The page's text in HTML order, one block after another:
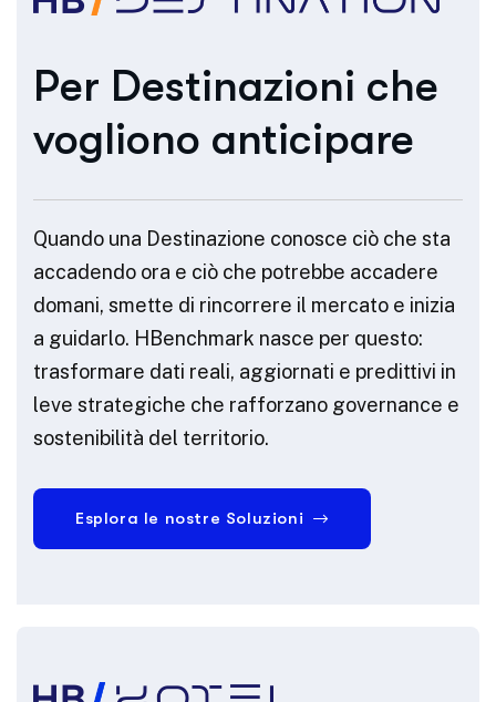
Per Destinazioni che
vogliono anticipare
Quando una Destinazione conosce ciò che sta
accadendo ora e ciò che potrebbe accadere
domani, smette di rincorrere il mercato e inizia
a guidarlo. HBenchmark nasce per questo:
trasformare dati reali, aggiornati e predittivi in
leve strategiche che rafforzano governance e
sostenibilità del territorio.
Esplora le nostre Soluzioni